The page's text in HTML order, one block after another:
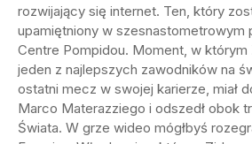
rozwijający się internet. Ten, który
upamiętniony w szesnastometrowym
Centre Pompidou. Moment, w którym
jeden z najlepszych zawodników na
ostatni mecz w swojej karierze, miał
Marco Materazziego i odszedł obok
Świata. W grze wideo mógłbyś